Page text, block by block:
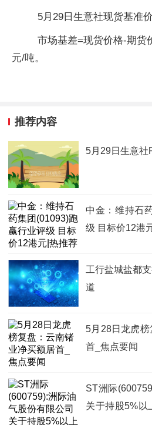
5月29日生意社现货基准
市场基差=现货价格-期货
元/吨。
推荐内容
5月29日生意社
中金：维持石
级 目标价12港
工行盐城盐都
道
5月28日龙虎
首_焦点要闻
ST洲际
关于持股5%以